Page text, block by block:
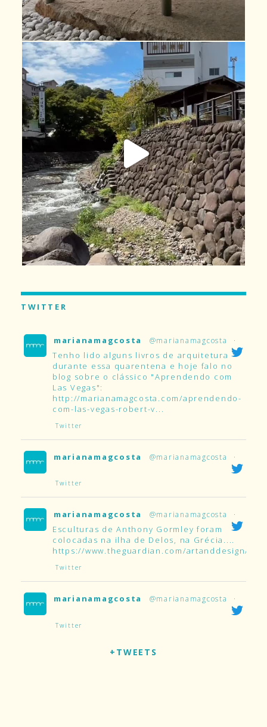
TWITTER
marianamagcosta @marianamagcosta ·
Tenho lido alguns livros de arquitetura
durante essa quarentena e hoje falo no
blog sobre o clássico "Aprendendo com
Las Vegas":
http://marianamagcosta.com/aprendendo-
com-las-vegas-robert-v...
Twitter
marianamagcosta @marianamagcosta ·
Twitter
marianamagcosta @marianamagcosta ·
Esculturas de Anthony Gormley foram
colocadas na ilha de Delos, na Grécia....
https://www.theguardian.com/artanddesign/
Twitter
marianamagcosta @marianamagcosta ·
Twitter
+TWEETS